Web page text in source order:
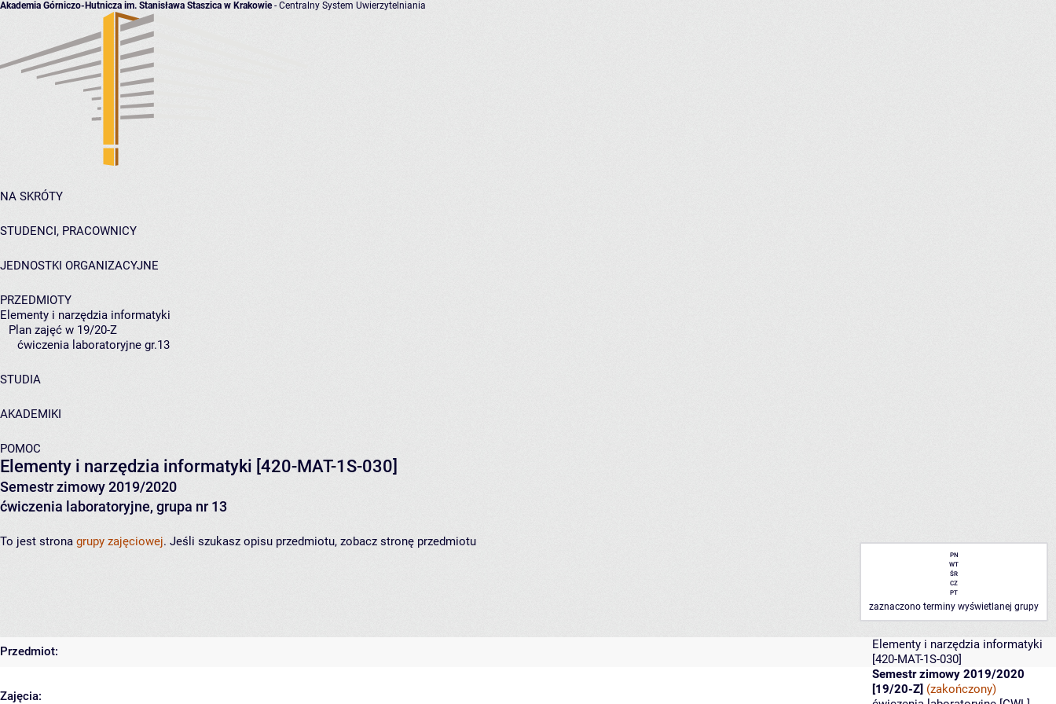
Akademia Górniczo-Hutnicza im. Stanisława Staszica w Krakowie- Centralny System Uwierzytelniania
NA SKRÓTY
STUDENCI, PRACOWNICY
JEDNOSTKI ORGANIZACYJNE
PRZEDMIOTY
Elementy i narzędzia informatyki
Plan zajęć w 19/20-Z
ćwiczenia laboratoryjne gr.13
STUDIA
AKADEMIKI
POMOC
Elementy i narzędzia informatyki [420-MAT-1S-030]
Semestr zimowy 2019/2020
ćwiczenia laboratoryjne, grupa nr 13
PN
WT
ŚR
CZ
PT
zaznaczono terminy wyświetlanej grupy
To jest strona grupy zajęciowej. Jeśli szukasz opisu przedmiotu, zobacz stronę przedmiotu
Przedmiot:
Elementy i narzędzia informatyki
[420-MAT-1S-030]
Zajęcia:
Semestr zimowy 2019/2020
[19/20-Z] (zakończony)